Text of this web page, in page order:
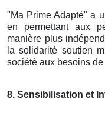
"Ma Prime Adapté" a
en permettant aux
manière plus
la solidarité soutien
société aux besoins
8. Sensibilisation et